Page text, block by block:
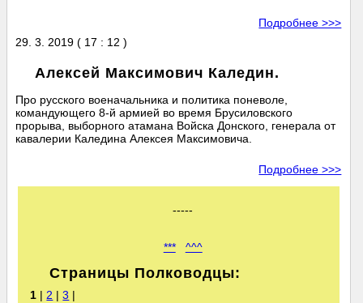
Подробнее >>>
29. 3. 2019 ( 17 : 12 )
Алексей Максимович Каледин.
Про русского военачальника и политика поневоле,
командующего 8-й армией во время Брусиловского
прорыва, выборного атамана Войска Донского, генерала от
кавалерии Каледина Алексея Максимовича.
Подробнее >>>
-----
*** ^^^
Страницы Полководцы:
1 | 2 |3 |